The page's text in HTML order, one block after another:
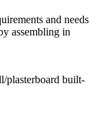
and needs
assembling in
plasterboard built-